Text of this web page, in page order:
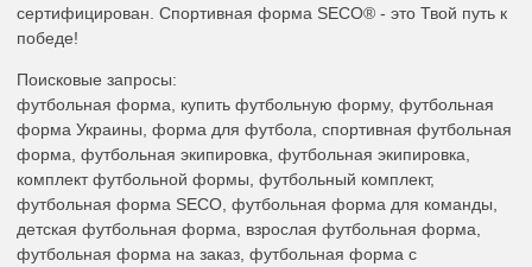
сертифицирован. Спортивная форма SECO® - это Твой путь к
победе!
Поисковые запросы:
футбольная форма, купить футбольную форму, футбольная
форма Украины, форма для футбола, спортивная футбольная
форма, футбольная экипировка, футбольная экипировка,
комплект футбольной формы, футбольный комплект,
футбольная форма SECO, футбольная форма для команды,
детская футбольная форма, взрослая футбольная форма,
футбольная форма на заказ, футбольная форма с